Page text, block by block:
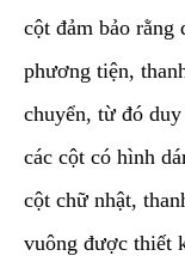
cột đảm bảo rằng
phương tiện,
chuyển, từ đó
các cột có hình
cột chữ nhật,
vuông được thiết